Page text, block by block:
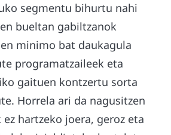
segmentu bihurtu nahi
bueltan gabiltzanok
minimo bat daukagula
programatzaileek eta
gaituen kontzertu sorta
Horrela ari da nagusitzen
hartzeko joera, geroz eta